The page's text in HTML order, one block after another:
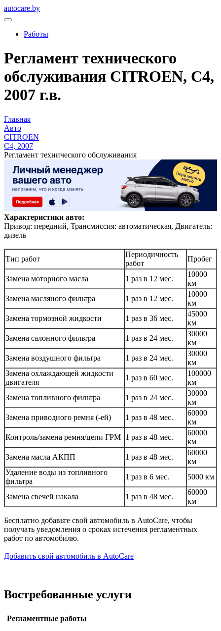
autocare.by
Работы
Регламент технического
обслуживания CITROEN, C4,
2007 г.в.
Главная
Авто
CITROEN
C4, 2007
Регламент технического обслуживания
Характеристики авто:
Привод: передний, Трансмиссия: автоматическая, Двигатель:
дизель
Тип работ
Периодичность
работ
Пробег
Замена моторного масла 1 раз в 12 мес.
10000
км
Замена масляного фильтра
1 раз в 12 мес.
10000
км
Замена тормозной жидкости
1 раз в 36 мес.
45000
км
Замена салонного фильтра
1 раз в 24 мес.
30000
км
Замена воздушного фильтра
1 раз в 24 мес.
30000
км
Замена охлаждающей жидкости
двигателя
1 раз в 60 мес.
100000
км
Замена топливного фильтра
1 раз в 24 мес.
30000
км
Замена приводного ремня (-ей)
1 раз в 48 мес.
60000
км
Контроль/замена ремня/цепи ГРМ 1 раз в 48 мес.
60000
км
Замена масла АКПП
1 раз в 48 мес.
60000
км
Удаление воды из топливного
фильтра
1 раз в 6 мес. 5000 км
Замена свечей накала 1 раз в 48 мес.
60000
км
Бесплатно добавьте свой автомобиль в AutoCare, чтобы
получать уведомления о сроках истечения регламентных
работ по автомобилю.
Добавить свой автомобиль в AutoCare
Востребованные услуги
Регламентные работы